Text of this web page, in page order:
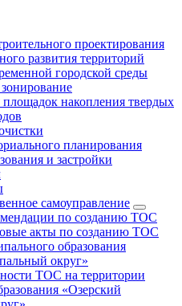
проектирования
развития территорий
городской среды
накопления твердых
планирования
и застройки
самоуправление
по созданию ТОС
акты по созданию ТОС
образования
округ»
ТОС на территории
«Озерский